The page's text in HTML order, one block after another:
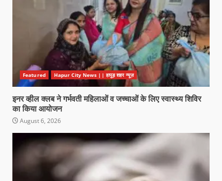
Featured Hapur City News || हापुड़ शहर न्यूज़
इनर व्हील क्लब ने गर्भवती महिलाओं व जच्चाओं के लिए स्वास्थ्य शिविर
का किया आयोजन
August 6, 2026